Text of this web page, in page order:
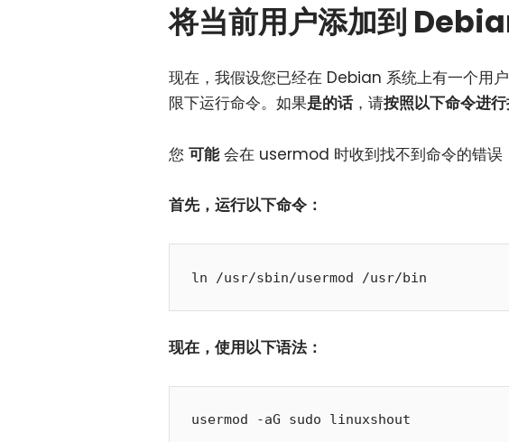
将当前用户添加到
现在，我假设您已经在 Debian 系统上有一个用
限下运行命令。如果是的话，请按照以下命令进
您 可能会在 usermod 时收到找不到命令的错误
首先，运行以下命令：
ln /usr/sbin/usermod /usr/bin
现在，使用以下语法：
usermod -aG sudo linuxshout
过渡到 ISRG